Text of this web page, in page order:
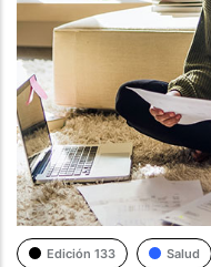
Edición 133 Salud